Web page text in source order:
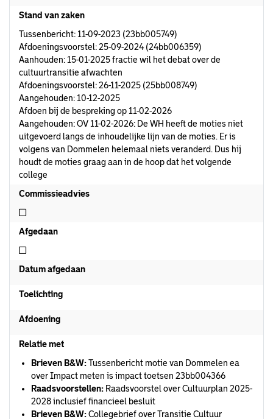
Stand van zaken
Tussenbericht: 11-09-2023 (23bb005749)
Afdoeningsvoorstel: 25-09-2024 (24bb006359)
Aanhouden: 15-01-2025 fractie wil het debat over de
cultuurtransitie afwachten
Afdoeningsvoorstel: 26-11-2025 (25bb008749)
Aangehouden: 10-12-2025
Afdoen bij de bespreking op 11-02-2026
Aangehouden: OV 11-02-2026: De WH heeft de moties niet
uitgevoerd langs de inhoudelijke lijn van de moties. Er is
volgens van Dommelen helemaal niets veranderd. Dus hij
houdt de moties graag aan in de hoop dat het volgende
college
Commissieadvies
Niet commissieadvies
Afgedaan
Niet afgedaan
Datum afgedaan
Toelichting
Afdoening
Relatie met
Brieven B&W:Tussenbericht motie van Dommelen ea
over Impact meten is impact toetsen 23bb004366
Raadsvoorstellen: Raadsvoorstel over Cultuurplan 2025-
2028 inclusief financieel besluit
Brieven B&W:Collegebrief over Transitie Cultuur